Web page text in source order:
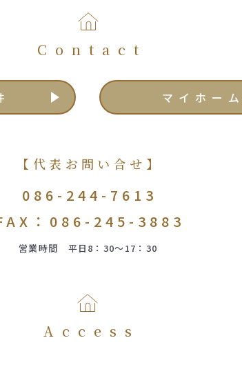
Contact
マイホー
【代表お問い合せ】
086-244-7613
：086-245-3883
営業時間 平日8：30～17：30
Access